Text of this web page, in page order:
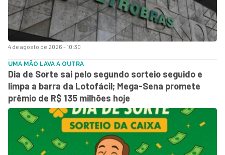
4 de agosto de 2026 - 10:30
UMA MÃO LAVA A OUTRA
Dia de Sorte sai pelo segundo sorteio seguido e
limpa a barra da Lotofácil; Mega-Sena promete
prêmio de R$ 135 milhões hoje